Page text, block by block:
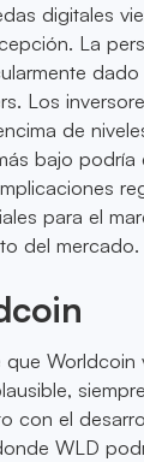
digitales
La
Los
de
bajo podría
para el
del mercado.
Worldcoin
con el
WLD